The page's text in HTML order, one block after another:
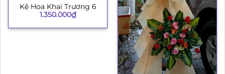
Kệ Hoa Khai Trương 6
1.350.000₫